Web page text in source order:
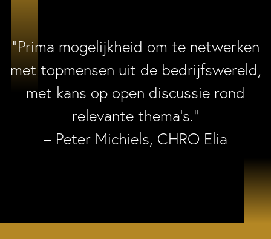
“Prima mogelijkheid om te netwerken
met topmensen uit de bedrijfswereld,
met kans op open discussie rond
relevante thema’s.”
– Peter Michiels, CHRO Elia